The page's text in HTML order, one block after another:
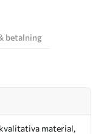
betalning
material,